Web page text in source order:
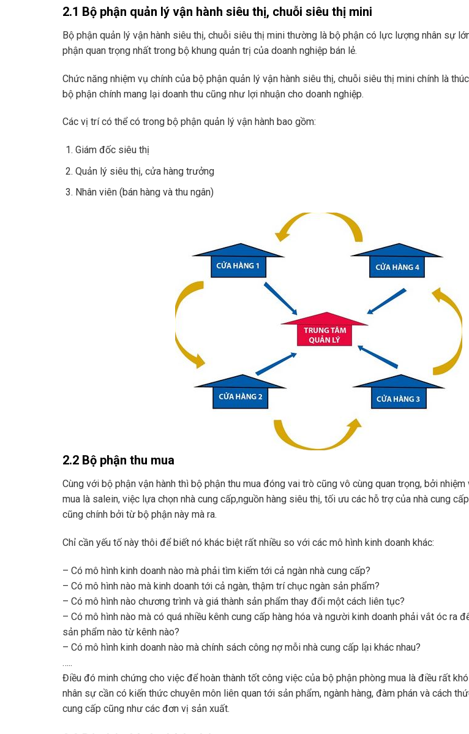
2.1 Bộ phận quản lý vận hành siêu thị, chuỗi siêu thị mini
Bộ phận quản lý vận hành siêu thị, chuỗi siêu thị mini thường là bộ phận có lực lượng nhân sự
phận quan trọng nhất trong bộ khung quản trị của doanh nghiệp bán lẻ.
Chức năng nhiệm vụ chính của bộ phận quản lý vận hành siêu thị, chuỗi siêu thị mini chính là
bộ phận chính mang lại doanh thu cũng như lợi nhuận cho doanh nghiệp.
Các vị trí có thể có trong bộ phận quản lý vận hành bao gồm:
Giám đốc siêu thị
Quản lý siêu thị, cửa hàng trưởng
Nhân viên (bán hàng và thu ngân)
2.2 Bộ phận thu mua
Cùng với bộ phận vận hành thì bộ phận thu mua đóng vai trò cũng vô cùng quan trọng, bởi
mua là salein, việc lựa chọn nhà cung cấp,nguồn hàng siêu thị, tối ưu các hỗ trợ của nhà cung
cũng chính bởi từ bộ phận này mà ra.
Chỉ cần yếu tố này thôi để biết nó khác biệt rất nhiều so với các mô hình kinh doanh khác:
– Có mô hình kinh doanh nào mà phải tìm kiếm tới cả ngàn nhà cung cấp?
– Có mô hình nào mà kinh doanh tới cả ngàn, thậm trí chục ngàn sản phẩm?
– Có mô hình nào chương trình và giá thành sản phẩm thay đổi một cách liên tục?
– Có mô hình nào mà có quá nhiều kênh cung cấp hàng hóa và người kinh doanh phải vắt óc ra
sản phẩm nào từ kênh nào?
– Có mô hình kinh doanh nào mà chính sách công nợ mỗi nhà cung cấp lại khác nhau?
…..
Điều đó minh chứng cho việc để hoàn thành tốt công việc của bộ phận phòng mua là điều rất
nhân sự cần có kiến thức chuyên môn liên quan tới sản phẩm, ngành hàng, đàm phán và cách
cung cấp cũng như các đơn vị sản xuất.